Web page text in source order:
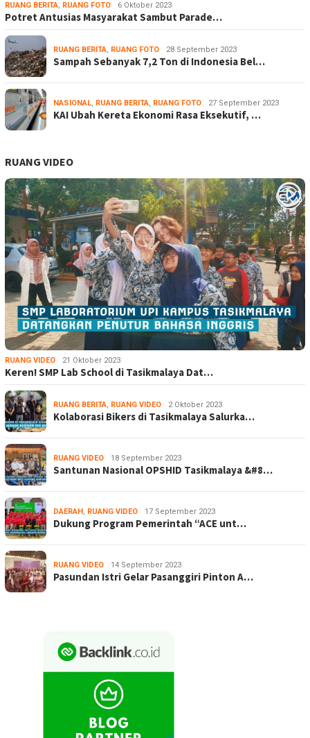
RUANG BERITA, RUANG FOTO 6 Oktober 2023
Potret Antusias Masyarakat Sambut Parade…
RUANG BERITA, RUANG FOTO 28 September 2023
Sampah Sebanyak 7,2 Ton di Indonesia Bel…
NASIONAL, RUANG BERITA, RUANG FOTO 27 September 2023
KAI Ubah Kereta Ekonomi Rasa Eksekutif, …
RUANG VIDEO
RUANG VIDEO 21 Oktober 2023
Keren! SMP Lab School di Tasikmalaya Dat…
RUANG BERITA, RUANG VIDEO 2 Oktober 2023
Kolaborasi Bikers di Tasikmalaya Salurka…
RUANG VIDEO 18 September 2023
Santunan Nasional OPSHID Tasikmalaya &#8…
DAERAH , RUANG VIDEO 17 September 2023
Dukung Program Pemerintah “ACE unt…
RUANG VIDEO 14 September 2023
Pasundan Istri Gelar Pasanggiri Pinton A…